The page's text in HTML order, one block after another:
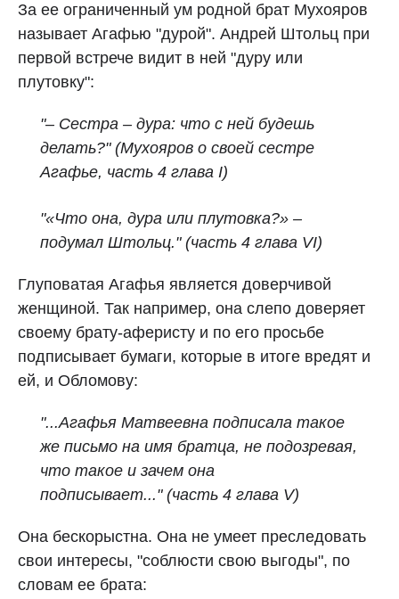
За ее ограниченный ум родной брат Мухояров
называет Агафью "дурой". Андрей Штольц при
первой встрече видит в ней "дуру или
плутовку":
"– Сестра – дура: что с ней будешь
делать?" (Мухояров о своей сестре
Агафье, часть 4 глава I)
"«Что она, дура или плутовка?» –
подумал Штольц." (часть 4 глава VI)
Глуповатая Агафья является доверчивой
женщиной. Так например, она слепо доверяет
своему брату-аферисту и по его просьбе
подписывает бумаги, которые в итоге вредят и
ей, и Обломову:
"...Агафья Матвеевна подписала такое
же письмо на имя братца, не подозревая,
что такое и зачем она
подписывает..." (часть 4 глава V)
Она бескорыстна. Она не умеет преследовать
свои интересы, "соблюсти свою выгоды", по
словам ее брата: